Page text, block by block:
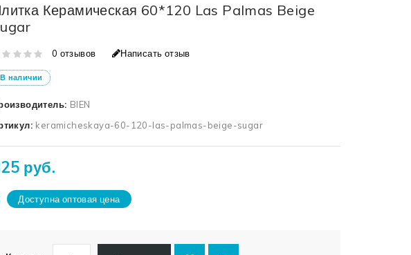
Керамическая 60*120 Las Palmas Beige
0 отзывов Написать отзыв
В наличии
BIEN
keramicheskaya-60-120-las-palmas-beige-sugar
руб.
Доступна оптовая цена